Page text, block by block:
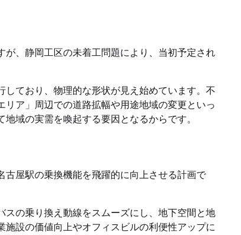
、静岡工区の未着工問題により、当初予定され
ており、物理的な形状が見え始めています。不
ア」周辺での道路拡幅や用途地域の変更といっ
域の実需を喚起する要因となるからです。
屋駅の乗換機能を飛躍的に向上させる計画で
の乗り換え動線をスムーズにし、地下空間と地
設の価値向上やオフィスビルの利便性アップに